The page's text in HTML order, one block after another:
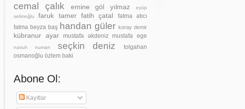
cemal çalık emine göl yılmaz
eyüp
selimoğlu
faruk tamer fatih çatal
fatma atıcı
fatma beyza baş handan güler koray demir
kübranur ayar mustafa akdeniz mustafa ege
nasuh numan seçkin deniz
tolgahan
osmanoğlu özlem baki
Abone Ol:
Kayıtlar